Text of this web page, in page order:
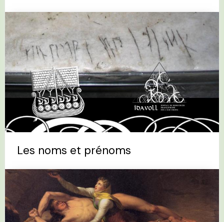
Les noms et prénoms